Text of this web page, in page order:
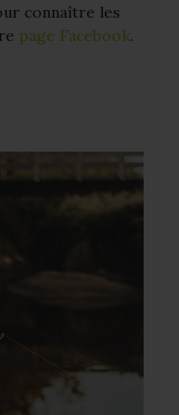
connaître les
page Facebook.